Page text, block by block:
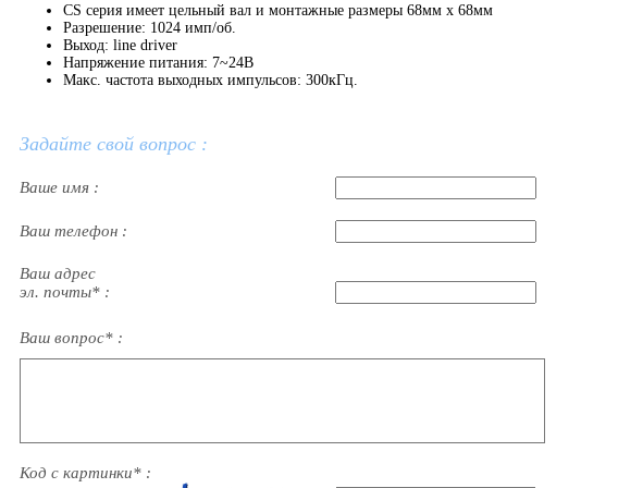
CS серия имеет цельный вал и монтажные размеры 68мм х 68мм
Разрешение: 1024 имп/об.
Выход: line driver
Напряжение питания: 7~24В
Макс. частота выходных импульсов: 300кГц.
Задайте свой вопрос :
Ваше имя :
Ваш телефон :
Ваш адрес
эл. почты* :
Ваш вопрос* :
Код с картинки* :